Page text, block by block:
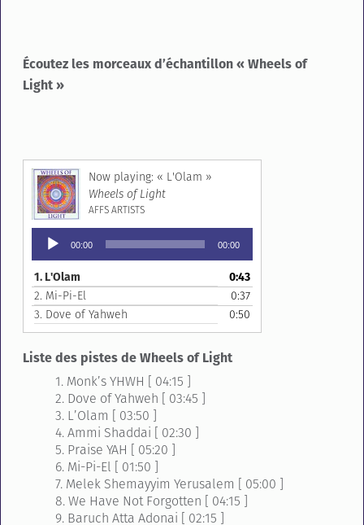
Écoutez les morceaux d’échantillon « Wheels of
Light »
« L'Olam »
Wheels of Light
AFFS ARTISTS
Lecteur
audio
00:00 00:00
1. L'Olam
0:43
2. Mi-Pi-El
0:37
3. Dove of Yahweh 0:50
Liste des pistes de Wheels of Light
1. Monk’s YHWH [ 04:15 ]
2. Dove of Yahweh [ 03:45 ]
3. L’Olam [ 03:50 ]
4. Ammi Shaddai [ 02:30 ]
5. Praise YAH [ 05:20 ]
6. Mi-Pi-El [ 01:50 ]
7. Melek Shemayyim Yerusalem [ 05:00 ]
8. We Have Not Forgotten [ 04:15 ]
9. Baruch Atta Adonai [ 02:15 ]